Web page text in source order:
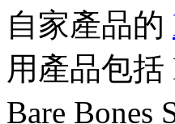
自家產品的
用產品包括
Bare Bones